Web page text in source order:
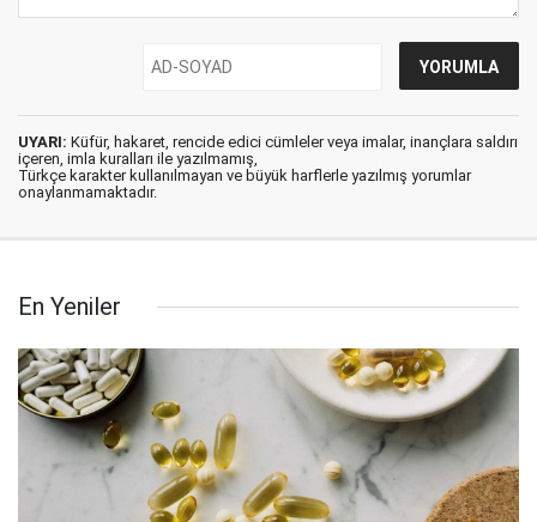
UYARI: Küfür, hakaret, rencide edici cümleler veya imalar, inançlara saldırı
içeren, imla kuralları ile yazılmamış,
Türkçe karakter kullanılmayan ve büyük harflerle yazılmış yorumlar
onaylanmamaktadır.
En Yeniler